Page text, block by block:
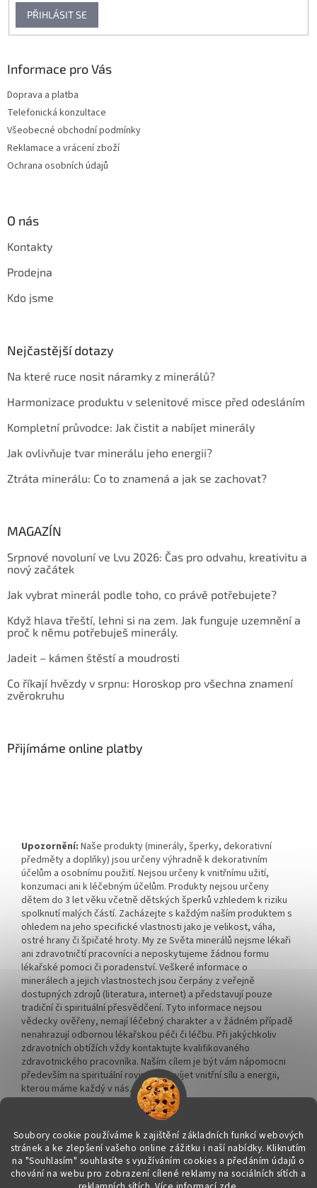
Soubory cookie používáme k zajištění základních funkcí webových
stránek a ke zlepšení vašeho online zážitku i naší nabídky. Kliknutím
na "Souhlasím" souhlasíte s využíváním cookies a předáním údajů o
chování na webu pro zobrazení cílené reklamy na sociálních sítích a
PŘIHLÁSIT SE
Informace pro Vás
Doprava a platba
Telefonická konzultace
Všeobecné obchodní podmínky
Reklamace a vrácení zboží
Ochrana osobních údajů
O nás
Kontakty
Prodejna
Kdo jsme
Nejčastější dotazy
Na které ruce nosit náramky z minerálů?
Harmonizace produktu v selenitové misce před odesláním
Kompletní průvodce: Jak čistit a nabíjet minerály
Jak ovlivňuje tvar minerálu jeho energii?
Ztráta minerálu: Co to znamená a jak se zachovat?
MAGAZÍN
Srpnové novoluní ve Lvu 2026: Čas pro odvahu, kreativitu a
nový začátek
Jak vybrat minerál podle toho, co právě potřebujete?
Když hlava třeští, lehni si na zem. Jak funguje uzemnění a
proč k němu potřebuješ minerály.
Jadeit – kámen štěstí a moudrosti
Co říkají hvězdy v srpnu: Horoskop pro všechna znamení
zvěrokruhu
Přijímáme online platby
Upozornění: Naše produkty (minerály, šperky, dekorativní
předměty a doplňky) jsou určeny výhradně k dekorativním
účelům a osobnímu použití. Nejsou určeny k vnitřnímu užití,
konzumaci ani k léčebným účelům. Produkty nejsou určeny
dětem do 3 let věku včetně dětských šperků vzhledem k riziku
spolknutí malých částí. Zacházejte s každým naším produktem s
ohledem na jeho specifické vlastnosti jako je velikost, váha,
ostré hrany či špičaté hroty. My ze Světa minerálů nejsme lékaři
ani zdravotničtí pracovníci a neposkytujeme žádnou formu
lékařské pomoci či poradenství. Veškeré informace o
minerálech a jejich vlastnostech jsou čerpány z veřejně
dostupných zdrojů (literatura, internet) a představují pouze
tradiční či spirituální přesvědčení. Tyto informace nejsou
vědecky ověřeny, nemají léčebný charakter a v žádném případě
nenahrazují odbornou lékařskou péči či léčbu. Při jakýchkoliv
zdravotních obtížích vždy kontaktujte kvalifikovaného
zdravotnického pracovníka. Naším cílem je být vám nápomocni
především na spirituální rovině a rozvíjet vnitřní sílu a energii,
kterou máme každý v nás.
Vytvořil Shoptet